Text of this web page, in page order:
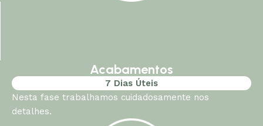
Acabamentos
7 Dias Úteis
Nesta fase trabalhamos cuidadosamente nos
detalhes.